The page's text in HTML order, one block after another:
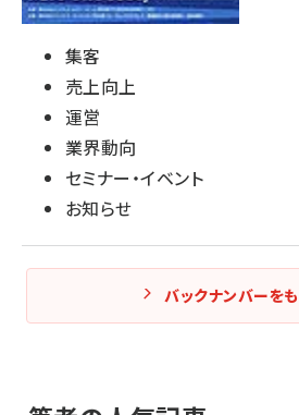
集客
売上向上
運営
業界動向
セミナー・イベント
お知らせ
バックナンバーを